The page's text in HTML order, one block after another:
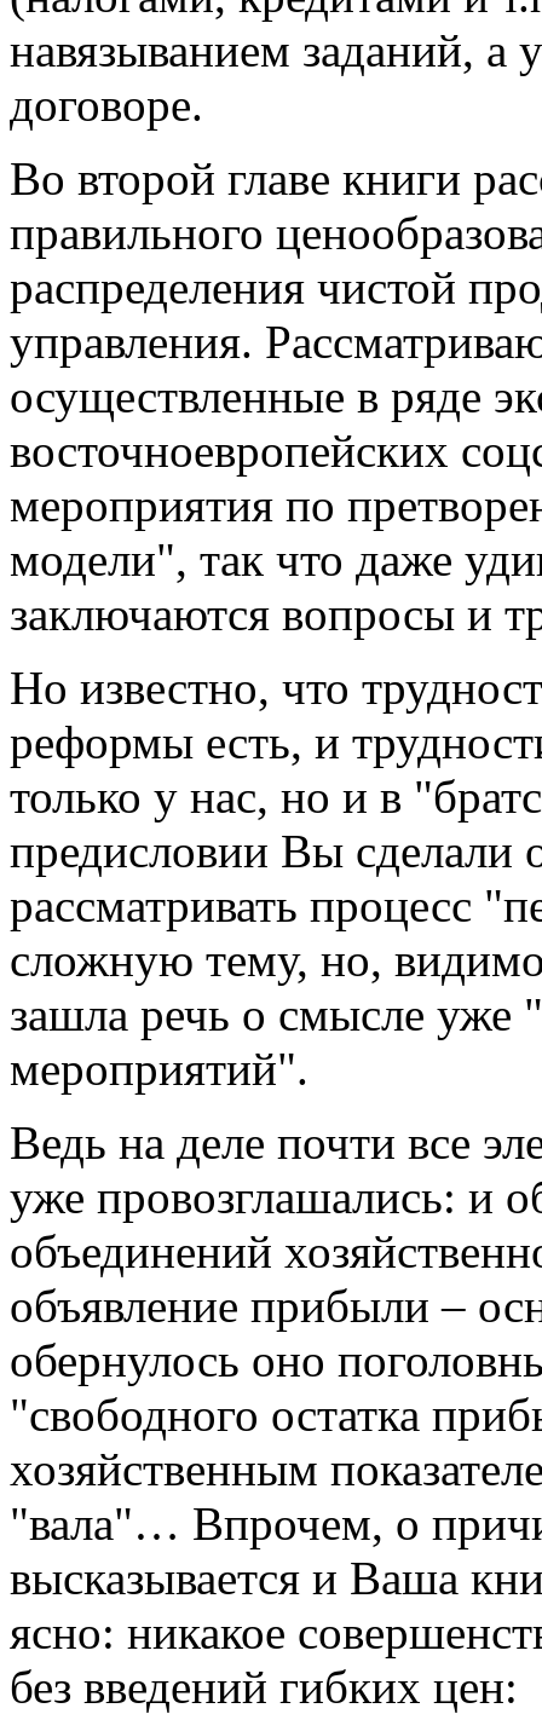
навязыванием заданий, а
договоре.
Во второй главе книги
правильного
распределения чистой
управления.
осуществленные в ряде
восточноевропейских
мероприятия по
модели", так что даже
заключаются вопросы и
Но известно, что
реформы есть, и
только у нас, но и в
предисловии Вы сделали
рассматривать процесс
сложную тему, но,
зашла речь о смысле уже
мероприятий".
Ведь на деле почти все
уже провозглашались: и
объединений
объявление прибыли –
обернулось оно
"свободного остатка
хозяйственным
"вала"… Впрочем, о
высказывается и Ваша
ясно: никакое
без введений гибких цен: